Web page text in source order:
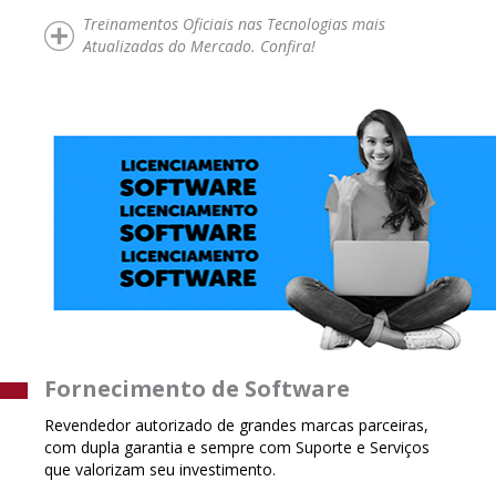
Treinamentos Oficiais nas Tecnologias mais
Atualizadas do Mercado. Confira!
Fornecimento de Software
Revendedor autorizado de grandes marcas parceiras,
com dupla garantia e sempre com Suporte e Serviços
que valorizam seu investimento.